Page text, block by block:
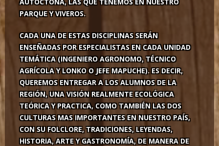
PARQUE Y VIVEROS.
CADA UNA DE ESTAS DISCIPLINAS SERÁN
ENSEÑADAS POR ESPECIALISTAS EN CADA UNIDAD
TEMÁTICA (INGENIERO AGRONOMO, TÉCNICO
AGRÍCOLA Y LONKO O JEFE MAPUCHE). ES DECIR,
QUEREMOS ENTREGAR A LOS ALUMNOS DE LA
REGIÓN, UNA VISIÓN REALMENTE ECOLÓGICA
TEÓRICA Y PRACTICA, COMO TAMBIÉN LAS DOS
CULTURAS MAS IMPORTANTES EN NUESTRO PAÍS,
CON SU FOLCLORE, TRADICIONES, LEYENDAS,
HISTORIA, ARTE Y GASTRONOMÍA, DE MANERA DE